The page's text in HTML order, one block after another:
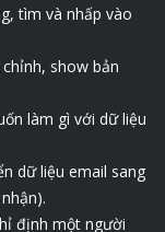
tìm và nhấp vào
show bản
làm gì với dữ liệu
dữ liệu email sang
định một người